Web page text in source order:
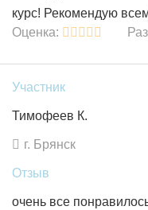
курс! Рекомендую
Оценка:
Участник
Тимофеев К.
г. Брянск
Отзыв
очень все